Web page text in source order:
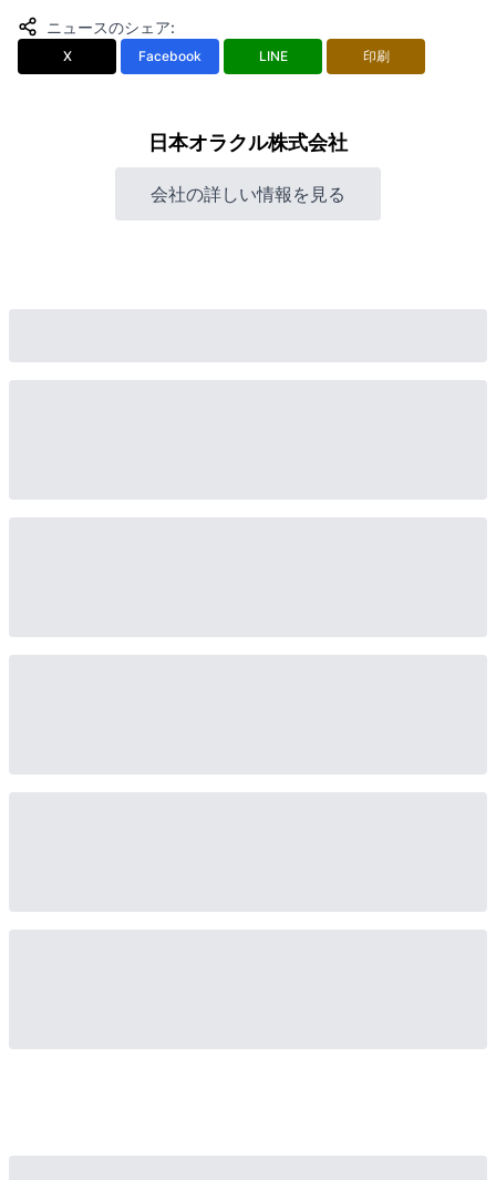
ニュースのシェア:
X Facebook LINE 印刷
日本オラクル株式会社
会社の詳しい情報を見る